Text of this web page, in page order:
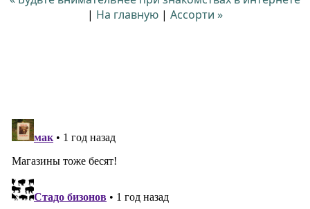
| На главную | Ассорти »